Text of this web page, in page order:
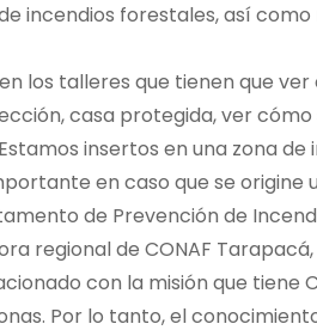
incendios forestales, así
los talleres que tienen que
casa protegida, ver
insertos en una zona
en caso que se origine
de Prevención de
regional de CONAF
con la misión que tiene
Por lo tanto, el